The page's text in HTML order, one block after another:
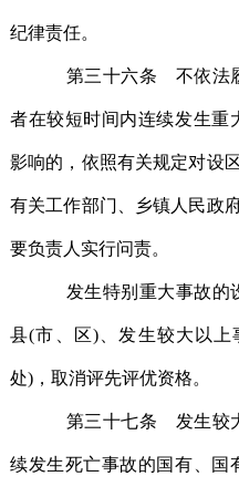
纪律责任。
第三十六条 不依法履
者在较短时间内连续发生重
影响的，依照有关规定对设
有关工作部门、乡镇人民政
要负责人实行问责。
发生特别重大事故的设
县(市、区)、发生较大以
处)，取消评先评优资格。
第三十七条 发生较大
续发生死亡事故的国有、国